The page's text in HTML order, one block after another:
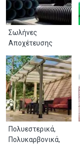
Σωλήνες
Αποχέτευσης
Πολυεστερικά,
Πολυκαρβονικά,